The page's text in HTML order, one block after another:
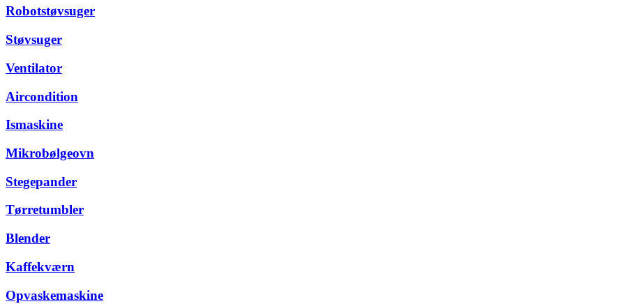
Robotstøvsuger
Støvsuger
Ventilator
Aircondition
Ismaskine
Mikrobølgeovn
Stegepander
Tørretumbler
Blender
Kaffekværn
Opvaskemaskine